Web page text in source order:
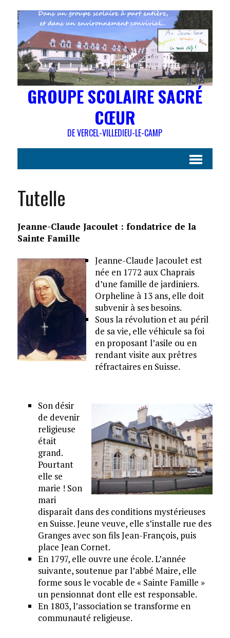
GROUPE SCOLAIRE SACRÉ
CŒUR
DE VERCEL-VILLEDIEU-LE-CAMP
Tutelle
Jeanne-Claude Jacoulet : fondatrice de la
Sainte Famille
Jeanne-Claude Jacoulet est
née en 1772 aux Chaprais
d’une famille de jardiniers.
Orpheline à 13 ans, elle doit
subvenir à ses besoins.
Sous la révolution et au péril
de sa vie, elle véhicule sa foi
en proposant l’asile ou en
rendant visite aux prêtres
réfractaires en Suisse.
Son désir
de devenir
religieuse
était
grand.
Pourtant
elle se
marie ! Son
mari
disparaît dans des conditions mystérieuses
en Suisse. Jeune veuve, elle s’installe rue des
Granges avec son fils Jean-François, puis
place Jean Cornet.
En 1797, elle ouvre une école. L’année
suivante, soutenue par l’abbé Maire, elle
forme sous le vocable de « Sainte Famille »
un pensionnat dont elle est responsable.
En 1803, l’association se transforme en
communauté religieuse.